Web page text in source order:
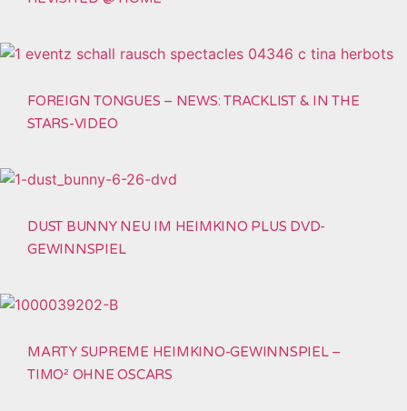
FOREIGN TONGUES – NEWS: TRACKLIST & IN THE
STARS-VIDEO
DUST BUNNY NEU IM HEIMKINO PLUS DVD-
GEWINNSPIEL
MARTY SUPREME HEIMKINO-GEWINNSPIEL –
TIMO² OHNE OSCARS